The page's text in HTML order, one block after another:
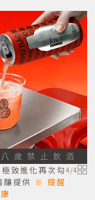
致進化再次勾
提供 ※ 提醒
4/4